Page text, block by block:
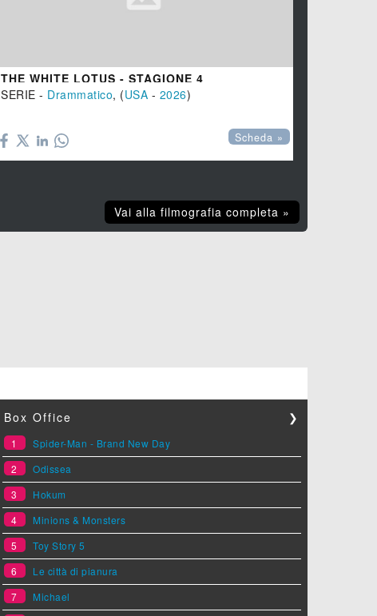
THE WHITE LOTUS - STAGIONE 4
SERIE - Drammatico, (USA - 2026)
Scheda »
Vai alla filmografia completa »
Box Office ❯
1
Spider-Man - Brand New Day
2
Odissea
3
Hokum
4
Minions & Monsters
5
Toy Story 5
6
Le città di pianura
7
Michael